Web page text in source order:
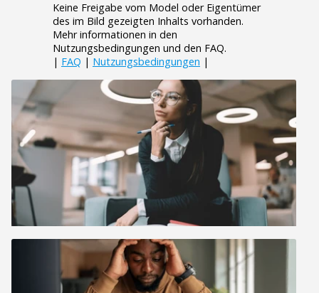
Keine Freigabe vom Model oder Eigentümer
des im Bild gezeigten Inhalts vorhanden.
Mehr informationen in den
Nutzungsbedingungen und den FAQ.
| FAQ | Nutzungsbedingungen |